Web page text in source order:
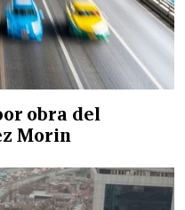
obra del
Morin